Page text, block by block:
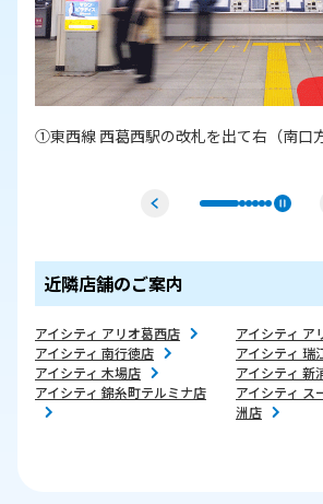
①東西線 西葛西駅の改札を出て右（南口
近隣店舗のご案内
アイシティ アリオ葛西店
アイシティ ア
アイシティ 南行徳店
アイシティ 瑞
アイシティ 木場店
アイシティ 新
アイシティ 錦糸町テルミナ店
アイシティ ス
洲店